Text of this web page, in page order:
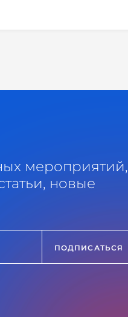
мероприятий,
новые